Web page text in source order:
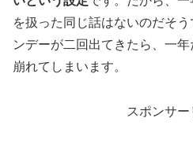
を扱った同じ話はないのだそ
ンデーが二回出てきたら、一
崩れてしまいます。
スポンサー